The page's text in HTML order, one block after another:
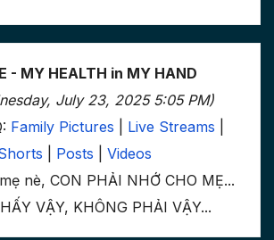
- MY HEALTH in MY HAND
July 23, 2025 5:05 PM)
Family Pictures Live Streams
Posts
Videos
nè, CON PHẢI NHỚ CHO MẸ...
VẬY, KHÔNG PHẢI VẬY...